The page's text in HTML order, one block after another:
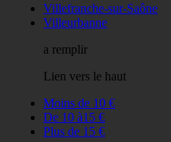
Villefranche-sur-Saône
Villeurbanne
a remplir
Lien vers le haut
Moins de 10 €
De 10 à15 €
Plus de 15 €